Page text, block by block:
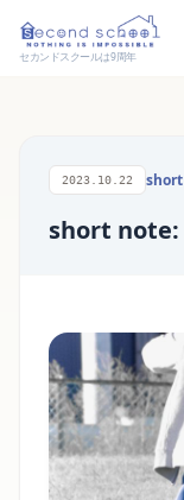
セカンドスクールは9周年
2023.10.22
short note: